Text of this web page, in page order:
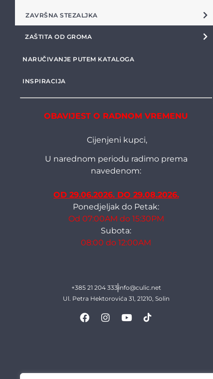
ZAVRŠNA STEZALJKA
ZAŠTITA OD GROMA
NARUČIVANJE PUTEM KATALOGA
INSPIRACIJA
OBAVIJEST O RADNOM VREMENU
Cijenjeni kupci,
U narednom periodu radimo prema
navedenom:
OD 29.06.2026. DO 29.08.2026.
Ponedjeljak do Petak:
Od 07:00AM do 15:30PM
Subota:
08:00 do 12:00AM
+385 21 204 333info@culic.net
Ul. Petra Hektorovića 31, 21210, Solin